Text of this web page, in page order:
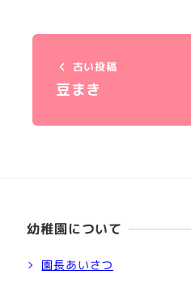
古い投稿
豆まき
幼稚園について
園長あいさつ